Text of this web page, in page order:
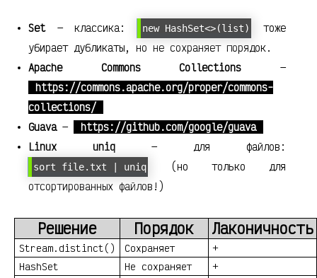
Set— классика: new HashSet<>(list)
тоже
убирает дубликаты, но не сохраняет порядок.
Apache Commons Collections —
https://commons.apache.org/proper/commons-
collections/
Guava—
https://github.com/google/guava
Linux uniq— для файлов:
sort file.txt | uniq
(но только для
отсортированных файлов!)
Решение Порядок Лаконичность
Stream.distinct() Сохраняет
+
HashSet
Не сохраняет +